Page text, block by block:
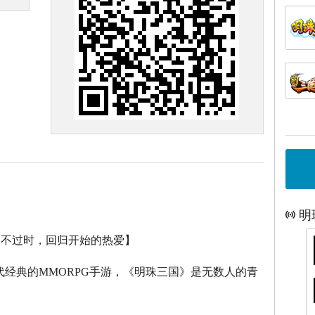
过时，回归开始的热爱】
经典的MMORPG手游，《明珠三国》是无数人的青
明